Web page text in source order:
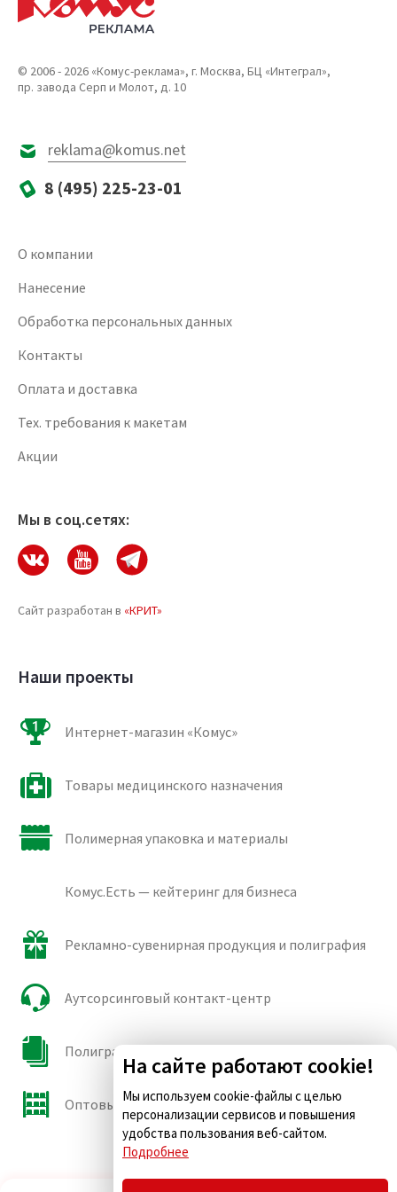
© 2006 - 2026 «Комус-реклама», г. Москва, БЦ «Интеграл»,
пр. завода Серп и Молот, д. 10
reklama@komus.net
8 (495) 225-23-01
О компании
Нанесение
Обработка персональных данных
Контакты
Оплата и доставка
Тех. требования к макетам
Акции
Мы в соц.сетях:
Сайт разработан в «КРИТ»
Наши проекты
Интернет-магазин «Комус»
Товары медицинского назначения
Полимерная упаковка и материалы
Комус.Есть — кейтеринг для бизнеса
Рекламно-сувенирная продукция и полиграфия
Аутсорсинговый контакт-центр
Полиграфические сорта бумаги и картона
Оптовые продажи
На сайте работают cookie!
Мы используем cookie-файлы с целью
персонализации сервисов и повышения
удобства пользования веб-сайтом.
Подробнее